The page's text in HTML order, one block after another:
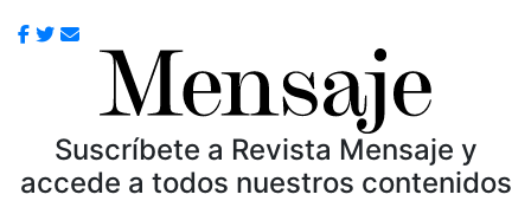
Suscríbete a Revista Mensaje y
accede a todos nuestros contenidos